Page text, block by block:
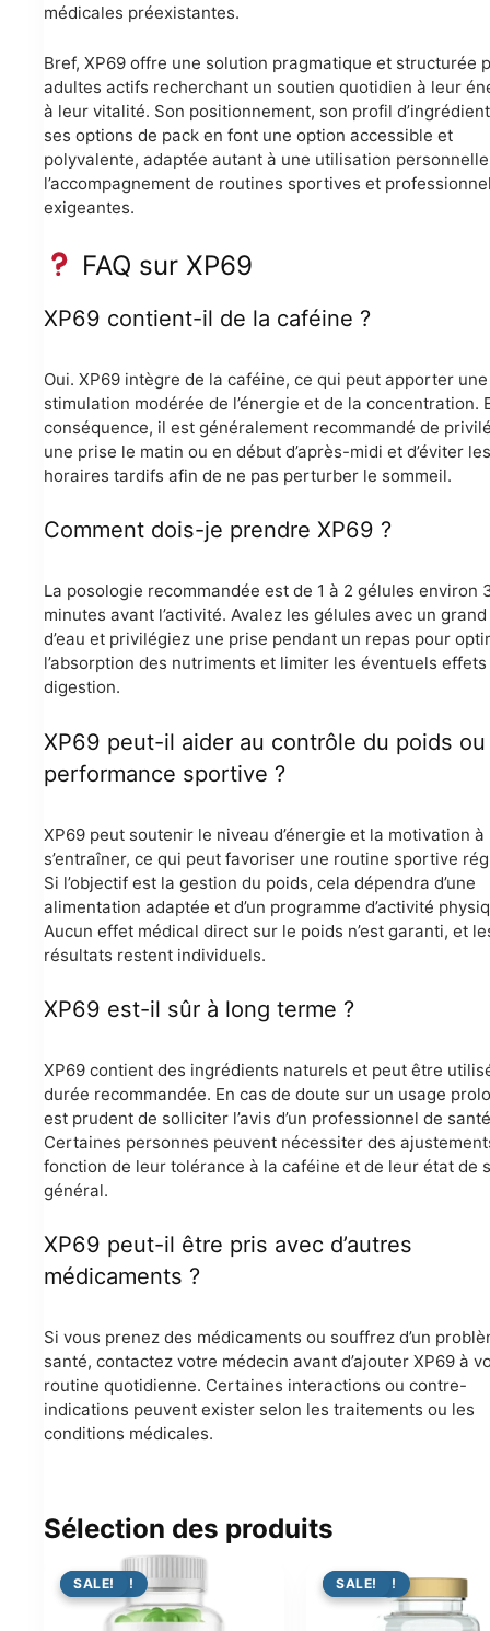
médicales préexistantes.
Bref, XP69 offre une solution pragmatique et structurée
adultes actifs recherchant un soutien quotidien à leur
à leur vitalité. Son positionnement, son profil
ses options de pack en font une option accessible et
polyvalente, adaptée autant à une utilisation personnelle
l’accompagnement de routines sportives et
exigeantes.
FAQ sur XP69
XP69 contient-il de la caféine ?
Oui. XP69 intègre de la caféine, ce qui peut apporter une
stimulation modérée de l’énergie et de la concentration.
conséquence, il est généralement recommandé de
une prise le matin ou en début d’après-midi et d’éviter les
horaires tardifs afin de ne pas perturber le sommeil.
Comment dois-je prendre XP69 ?
La posologie recommandée est de 1 à 2 gélules environ
minutes avant l’activité. Avalez les gélules avec un
d’eau et privilégiez une prise pendant un repas pour
l’absorption des nutriments et limiter les éventuels
digestion.
XP69 peut-il aider au contrôle du poids ou
performance sportive ?
XP69 peut soutenir le niveau d’énergie et la motivation à
s’entraîner, ce qui peut favoriser une routine sportive
Si l’objectif est la gestion du poids, cela dépendra d’une
alimentation adaptée et d’un programme d’activité
Aucun effet médical direct sur le poids n’est garanti, et
résultats restent individuels.
XP69 est-il sûr à long terme ?
XP69 contient des ingrédients naturels et peut être
durée recommandée. En cas de doute sur un usage
est prudent de solliciter l’avis d’un professionnel de
Certaines personnes peuvent nécessiter des
fonction de leur tolérance à la caféine et de leur état de
général.
XP69 peut-il être pris avec d’autres
médicaments ?
Si vous prenez des médicaments ou souffrez d’un
santé, contactez votre médecin avant d’ajouter XP69 à
routine quotidienne. Certaines interactions ou contre-
indications peuvent exister selon les traitements ou les
conditions médicales.
Sélection des produits
PROMO !
SALE! PROMO !
SALE!